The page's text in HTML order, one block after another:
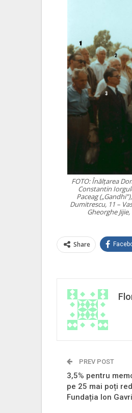
FOTO: Înălțarea
Constantin
Paceag
Dumitrescu, 11 –
Gheorghe
Share
PREV POST
3,5% pentru
pe 25 mai poți
Fundația Ion